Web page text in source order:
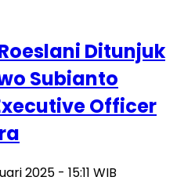
Ditunjuk
Subianto
Officer
2025 - 15:11 WIB